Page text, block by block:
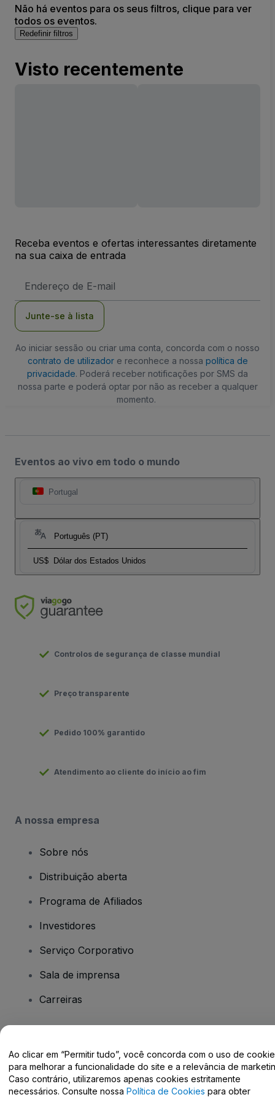
Não há eventos para os seus filtros, clique para ver
todos os eventos.
Redefinir filtros
Visto recentemente
Receba eventos e ofertas interessantes diretamente
na sua caixa de entrada
de
Junte-se à lista
Ao iniciar sessão ou criar uma conta, concorda com o nosso
contrato de utilizadore reconhece a nossa política de
privacidade. Poderá receber notificações por SMS da
nossa parte e poderá optar por não as receber a qualquer
momento.
Eventos ao vivo em todo o mundo
Portugal
Português (PT)
US$ Dólar dos Estados Unidos
Controlos de segurança de classe mundial
Preço transparente
Pedido 100% garantido
Atendimento ao cliente do início ao fim
A nossa empresa
Sobre nós
Distribuição aberta
Programa de Afiliados
Investidores
Serviço Corporativo
Sala de imprensa
Carreiras
Centro de Ajuda / Fale Conosco
Ao clicar em “Permitir tudo”, você concorda com o uso de
para melhorar a funcionalidade do site e a relevância de
Caso contrário, utilizaremos apenas cookies estritamente
necessários. Consulte nossa Política de Cookies para obter